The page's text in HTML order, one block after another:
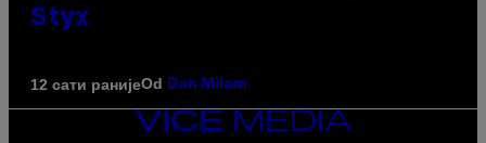
Styx
12 сати ранијеOd Dan Milam
VICE